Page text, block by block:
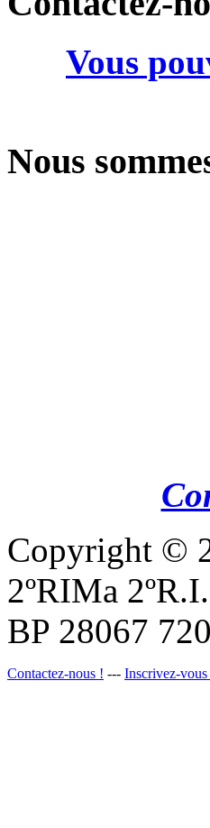
Vous
Nous
Copyright ©
2ºRIMa
BP 28067
Contactez-nous ! --- Inscrivez-vous